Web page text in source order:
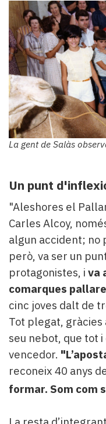
La gent de Salàs
Un punt
"Aleshores el
Carles Alcoy,
algun accident; no
però, va ser un
protagonistes, i va
comarques
cinc joves dalt de
Tot plegat, gràcies
seu nebot, que tot
vencedor. "
reconeix 40 anys
formar. Som com